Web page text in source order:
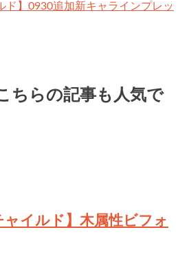
ド】0930追加新キャラインプレッ
ちらの記事も人気で
ャイルド】木属性ビフォ